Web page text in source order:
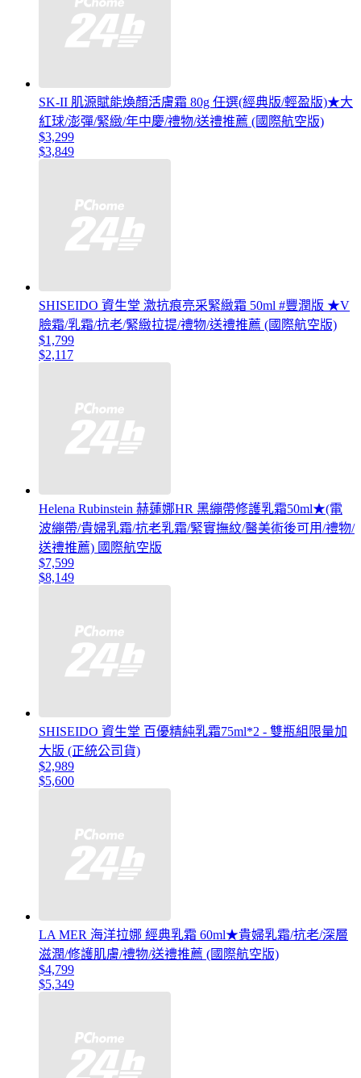
SK-II 肌源賦能煥顏活膚霜 80g 任選(經典版/輕盈版)★大
紅球/澎彈/緊緻/年中慶/禮物/送禮推薦 (國際航空版)
$3,299
$3,849
SHISEIDO 資生堂 激抗痕亮采緊緻霜 50ml #豐潤版 ★V
臉霜/乳霜/抗老/緊緻拉提/禮物/送禮推薦 (國際航空版)
$1,799
$2,117
Helena Rubinstein 赫蓮娜HR 黑繃帶修護乳霜50ml★(電
波繃帶/貴婦乳霜/抗老乳霜/緊實撫紋/醫美術後可用/禮物/
送禮推薦) 國際航空版
$7,599
$8,149
SHISEIDO 資生堂 百優精純乳霜75ml*2 - 雙瓶組限量加
大版 (正統公司貨)
$2,989
$5,600
LA MER 海洋拉娜 經典乳霜 60ml★貴婦乳霜/抗老/深層
滋潤/修護肌膚/禮物/送禮推薦 (國際航空版)
$4,799
$5,349